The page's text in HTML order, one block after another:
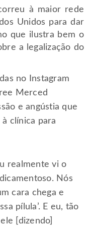
à maior rede
Unidos para dar
que ilustra bem o
a legalização do
no Instagram
Merced
e angústia que
clínica para
realmente vi o
Nós
cara chega e
pílula’. E eu, tão
[dizendo]